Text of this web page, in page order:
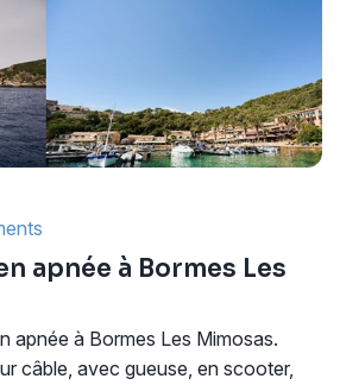
apnée à Bormes Les
apnée à Bormes Les Mimosas.
câble, avec gueuse, en scooter,